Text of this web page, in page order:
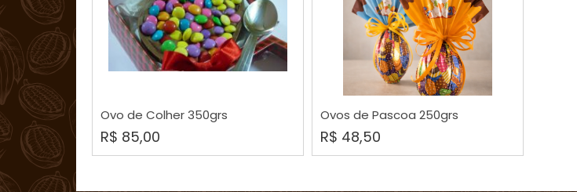
Ovo de Colher 350grs
R$ 85,00
Ovos de Pascoa 250grs
R$ 48,50
COMPRAR